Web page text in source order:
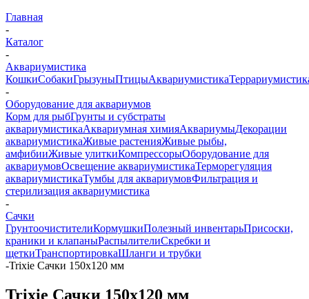
Главная
-
Каталог
-
Аквариумистика
КошкиСобакиГрызуныПтицыАквариумистика
-
Оборудование для аквариумов
Корм для рыбГрунты и субстраты
аквариумистикаАквариумная химияАквариумыДекорации
аквариумистикаЖивые растенияЖивые рыбы,
амфибииЖивые улиткиКомпрессорыОборудование для
аквариумовОсвещение аквариумистикаТерморегуляция
аквариумистикаТумбы для аквариумовФильтрация и
стерилизация аквариумистика
-
Сачки
ГрунтоочистителиКормушкиПолезный инвентарьПрисоски,
краники и клапаныРаспылителиСкребки и
щеткиТранспортировкаШланги и трубки
-Trixie Сачки 150х120 мм
Trixie Сачки 150х120 мм